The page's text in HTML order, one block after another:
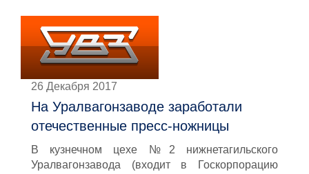
26 Декабря 2017
На Уралвагонзаводе заработали
отечественные пресс-ножницы
В кузнечном цехе №2 нижнетагильского
Уралвагонзавода (входит в Госкорпорацию